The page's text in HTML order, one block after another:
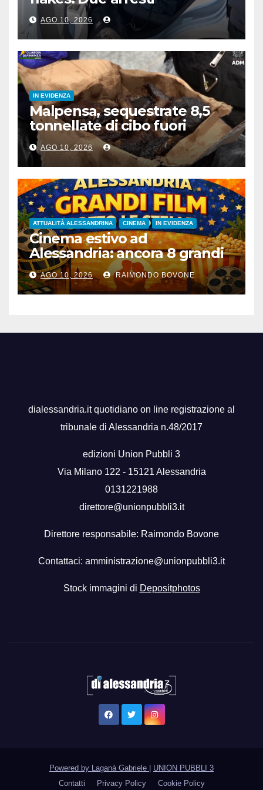
AGO 10, 2026
IN EVIDENZA
Malpensa, sequestrate 8,5
tonnellate di cibo fuori
norma nel primo semestre
AGO 10, 2026
ATTUALITÀ ALESSANDRINA CINEMA IN EVIDENZA
Cinema estivo ad
Alessandria: ancora 8 grandi
film gratis all’aperto, fino al
28 agosto
AGO 10, 2026 RAIMONDO BOVONE
dialessandria.it quotidiano on line registrazione al
tribunale di Alessandria n.48/2017
edizioni Union Pubbli 3
Via Milano 122 - 15121 Alessandria
0131221988
direttore@unionpubbli3.it
Direttore responsabile: Raimondo Bovone
Contattaci: amministrazione@unionpubbli3.it
Stock immagini di Depositphotos
Powered by Laganà Gabriele
UNION PUBBLI 3
Contatti
Privacy Policy Cookie Policy